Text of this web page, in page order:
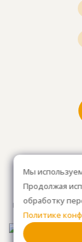
Как проехать:
машине.Для
Мы
Продолжая
обработку
Политике